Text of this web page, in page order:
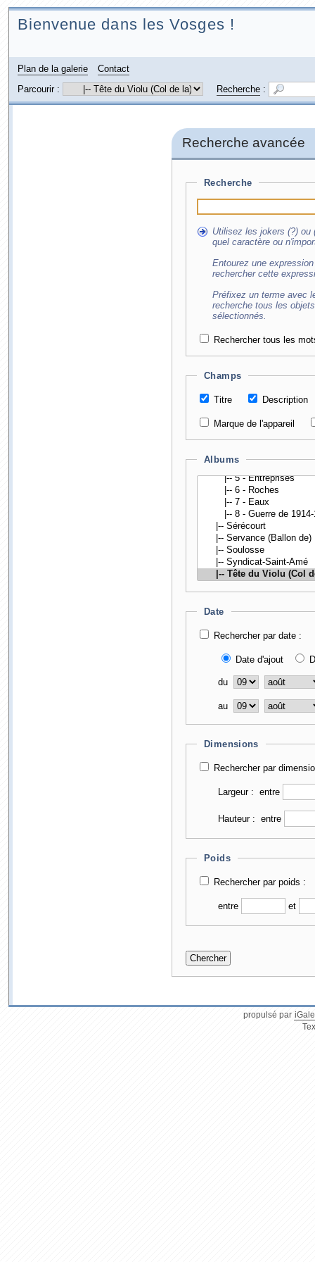
Bienvenue dans les Vosges !
Plan de la galerie
Contact
Parcourir :
Recherche:
Recherche avancée
Recherche
Utilisez les jokers (?) ou
quel caractère ou
Entourez une
rechercher cette
Préfixez un terme avec
recherche tous les
sélectionnés.
Rechercher tous les
Champs
Titre Description
Marque de l'appareil
Albums
Date
Rechercher par date :
Date d'ajout
du
au
Dimensions
Rechercher par
Largeur : entre
Hauteur : entre
Poids
Rechercher par poids :
entre et
propulsé par